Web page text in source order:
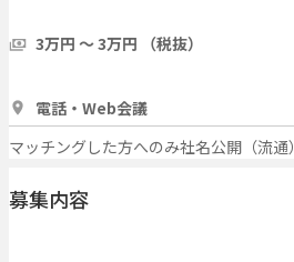
3万円 〜 3万円 （税抜）
電話・Web会議
マッチングした方へのみ社名公開（流通）
募集内容